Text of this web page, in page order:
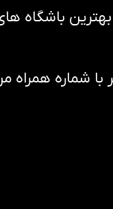
بهترین باشگاه
شماره همراه من